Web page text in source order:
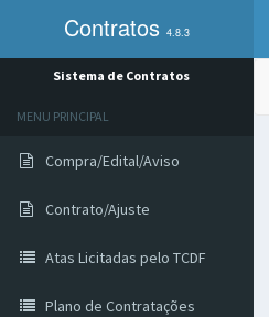
Contratos 4.8.3
Sistema de Contratos
MENU PRINCIPAL
Compra/Edital/Aviso
Contrato/Ajuste
Atas Licitadas pelo TCDF
Plano de Contratações